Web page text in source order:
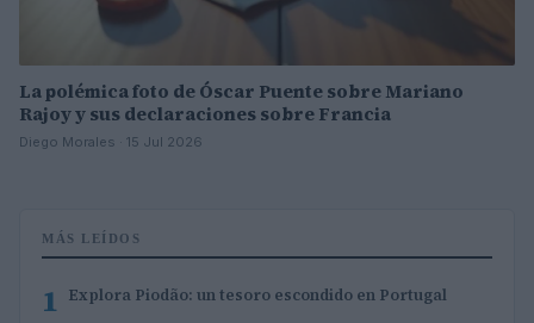
La polémica foto de Óscar Puente sobre Mariano
Rajoy y sus declaraciones sobre Francia
Diego Morales · 15 Jul 2026
MÁS LEÍDOS
1 Explora Piodão: un tesoro escondido en Portugal